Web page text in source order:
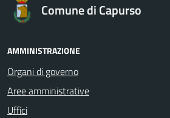
Comune di Capurso
AMMINISTRAZIONE
Organi di governo
Aree amministrative
Uffici